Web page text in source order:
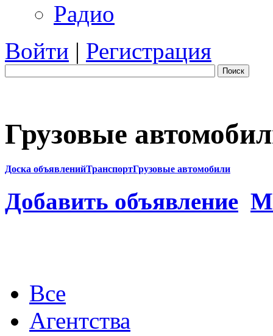
Радио
Войти | Регистрация
Поиск
Грузовые
Доска объявленийТранспортГрузовые автомобили
Добавить объявление
Все
Агентства